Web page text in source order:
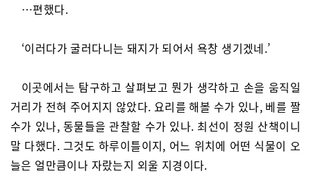
…편했다.
‘이러다가 굴러다니는 돼지가 되어서 욕창 생기겠네.’
이곳에서는 탐구하고 살펴보고 뭔가 생각하고 손을 움직일
거리가 전혀 주어지지 않았다. 요리를 해볼 수가 있나, 베를 짤
수가 있나, 동물들을 관찰할 수가 있나. 최선이 정원 산책이니
말 다했다. 그것도 하루이틀이지, 어느 위치에 어떤 식물이 오
늘은 얼만큼이나 자랐는지 외울 지경이다.